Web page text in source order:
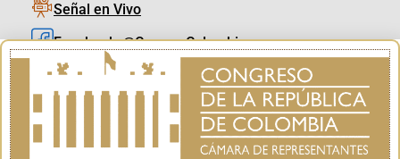
Señal en Vivo
Facebook_@CamaraColombia
Instagram_@CamaraColombia
X_@CamaraColombia
Youtube_@CamaraColombia